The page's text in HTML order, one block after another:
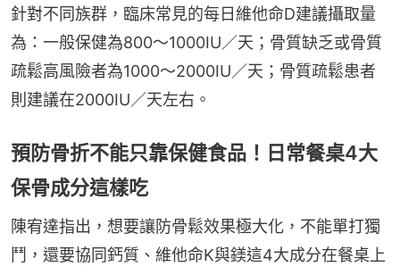
針對不同族群，臨床常見的每日維他命D建議攝取量
為：一般保健為800～1000IU／天；骨質缺乏或骨質
疏鬆高風險者為1000～2000IU／天；骨質疏鬆患者
則建議在2000IU／天左右。
預防骨折不能只靠保健食品！日常餐桌4大
保骨成分這樣吃
陳宥達指出，想要讓防骨鬆效果極大化，不能單打獨
鬥，還要協同鈣質、維他命K與鎂這4大成分在餐桌上